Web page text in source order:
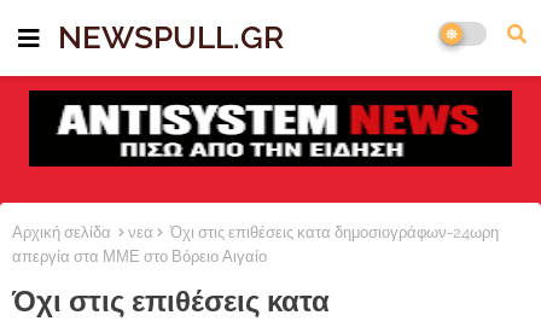
NEWSPULL.GR
Αρχική σελίδα νεα
Όχι στις επιθέσεις κατα δημοσιογράφων-24ωρη
απεργία στα ΜΜΕ στο Βόρειο Αιγαίο
Όχι στις επιθέσεις κατα